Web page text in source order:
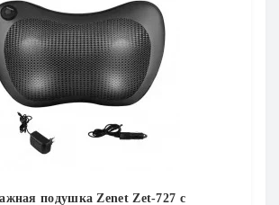
подушка Zenet Zet-727 с